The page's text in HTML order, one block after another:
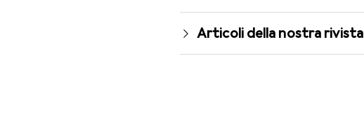
Articoli della nostra rivista